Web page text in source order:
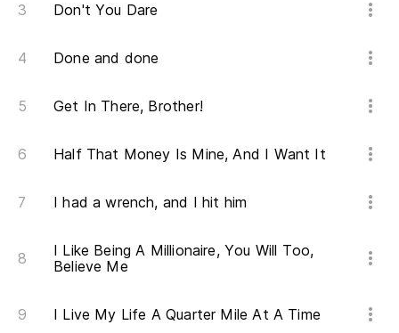
Don't You Dare
Done and done
Get In There, Brother!
Half That Money Is Mine, And I Want It
I had a wrench, and I hit him
I Like Being A Millionaire, You Will Too,
Believe Me
I Live My Life A Quarter Mile At A Time